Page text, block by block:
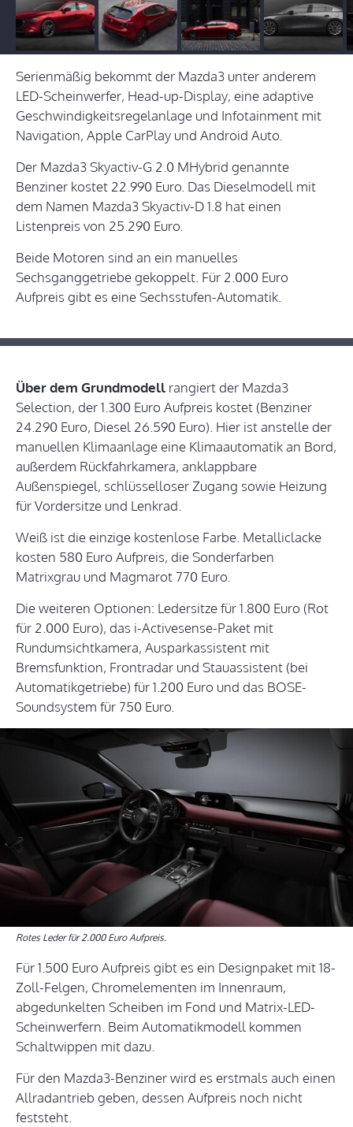
Serienmäßig bekommt der Mazda3 unter anderem
LED-Scheinwerfer, Head-up-Display, eine adaptive
Geschwindigkeitsregelanlage und Infotainment mit
Navigation, Apple CarPlay und Android Auto.
Der Mazda3 Skyactiv-G 2.0 MHybrid genannte
Benziner kostet 22.990 Euro. Das Dieselmodell mit
dem Namen Mazda3 Skyactiv-D 1.8 hat einen
Listenpreis von 25.290 Euro.
Beide Motoren sind an ein manuelles
Sechsganggetriebe gekoppelt. Für 2.000 Euro
Aufpreis gibt es eine Sechsstufen-Automatik.
Über dem Grundmodell rangiert der Mazda3
Selection, der 1.300 Euro Aufpreis kostet (Benziner
24.290 Euro, Diesel 26.590 Euro). Hier ist anstelle der
manuellen Klimaanlage eine Klimaautomatik an Bord,
außerdem Rückfahrkamera, anklappbare
Außenspiegel, schlüsselloser Zugang sowie Heizung
für Vordersitze und Lenkrad.
Weiß ist die einzige kostenlose Farbe. Metalliclacke
kosten 580 Euro Aufpreis, die Sonderfarben
Matrixgrau und Magmarot 770 Euro.
Die weiteren Optionen: Ledersitze für 1.800 Euro (Rot
für 2.000 Euro), das i-Activesense-Paket mit
Rundumsichtkamera, Ausparkassistent mit
Bremsfunktion, Frontradar und Stauassistent (bei
Automatikgetriebe) für 1.200 Euro und das BOSE-
Soundsystem für 750 Euro.
Rotes Leder für 2.000 Euro Aufpreis.
Für 1.500 Euro Aufpreis gibt es ein Designpaket mit 18-
Zoll-Felgen, Chromelementen im Innenraum,
abgedunkelten Scheiben im Fond und Matrix-LED-
Scheinwerfern. Beim Automatikmodell kommen
Schaltwippen mit dazu.
Für den Mazda3-Benziner wird es erstmals auch einen
Allradantrieb geben, dessen Aufpreis noch nicht
feststeht.